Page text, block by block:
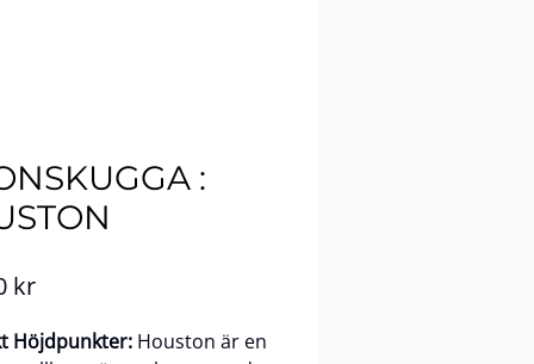
:
krPris
Höjdpunkter: Houston är en